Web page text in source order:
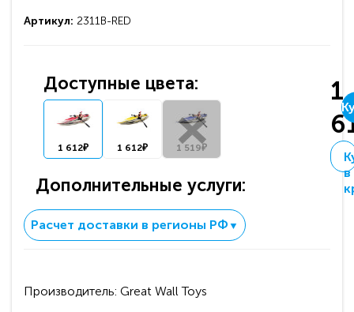
Артикул: 2311B-RED
Доступные цвета:
1 612₽ 1 612₽ 1 519₽
Дополнительные услуги:
1
в
Расчет доставки в регионы РФ ▼
Производитель: Great Wall Toys